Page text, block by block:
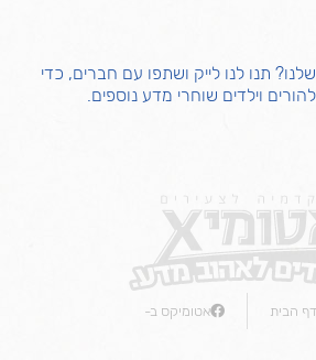
תנו לנו לייק ושתפו עם חברים, כדי
וילדים שוחרי מדע נוספים.
הבית אטומיקס ב-